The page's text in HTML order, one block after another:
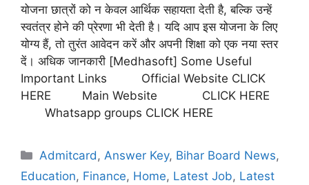
योजना छात्रों को न केवल आर्थिक सहायता देती है, बल्कि उन्हें
स्वतंत्र होने की प्रेरणा भी देती है। यदि आप इस योजना के लिए
योग्य हैं, तो तुरंत आवेदन करें और अपनी शिक्षा को एक नया स्तर
दें। अधिक जानकारी [Medhasoft] Some Useful
Important Links Official Website CLICK
HERE Main Website CLICK HERE
Whatsapp groups CLICK HERE
Admitcard , Answer Key, Bihar Board News,
Education, Finance, Home, Latest Job, Latest